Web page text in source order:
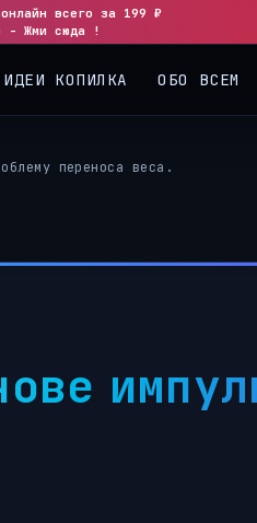
всего за 199 ₽
- Жми сюда !
переноса веса.